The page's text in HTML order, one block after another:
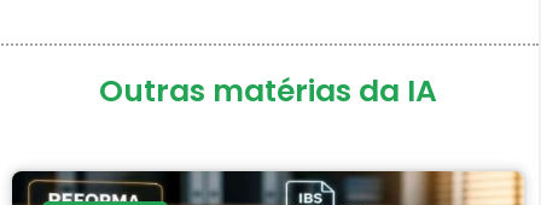
Outras matérias da IA